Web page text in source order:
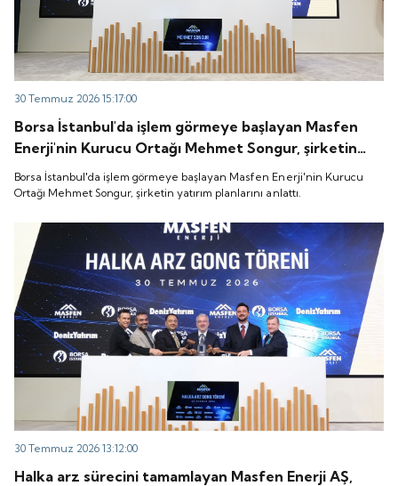
30 Temmuz 2026 15:17:00
Borsa İstanbul'da işlem görmeye başlayan Masfen
Enerji'nin Kurucu Ortağı Mehmet Songur, şirketin
yatırım planlarını anlattı.
Borsa İstanbul'da işlem görmeye başlayan Masfen Enerji'nin Kurucu
Ortağı Mehmet Songur, şirketin yatırım planlarını anlattı.
30 Temmuz 2026 13:12:00
Halka arz sürecini tamamlayan Masfen Enerji AŞ,